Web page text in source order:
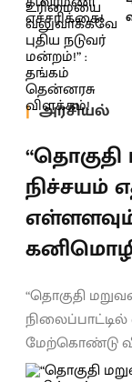
அரசியல்
நிச்சயம்
“தொகுதி
மேற்கொண்டு